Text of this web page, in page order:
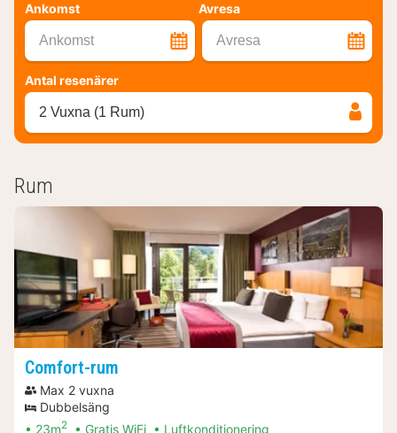
Ankomst Avresa
Ankomst Avresa
Antal resenärer
2 Vuxna (1 Rum)
Rum
Comfort-rum
Max 2 vuxna
Dubbelsäng
23m2 Gratis WiFi Luftkonditionering